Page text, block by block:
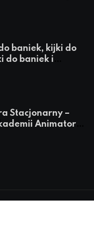
dla animatorów
baniek, kijki do
do baniek i
Stacjonarny –
Animatora